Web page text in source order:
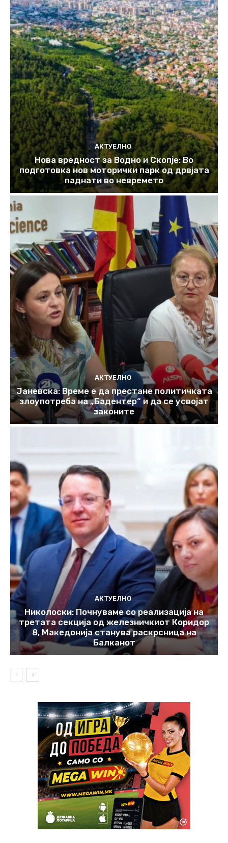
АКТУЕЛНО
Нова вредност за Водно и Скопје: Во
подготовка нов моторички парк од дрвјата
паднати во невремето
АКТУЕЛНО
Јаневска: Време е да престане политичката
злоупотреба на „Бадентер“ и да се усвојат
законите
АКТУЕЛНО
Николоски: Почнуваме со реализација на
третата секција од железничкиот Коридор
8, Македонија станува раскрсница на
Балканот